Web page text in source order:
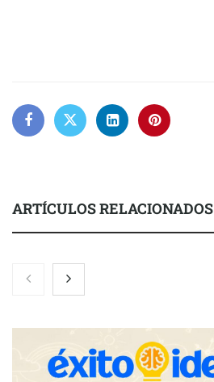
ARTÍCULOS RELACIONADOS